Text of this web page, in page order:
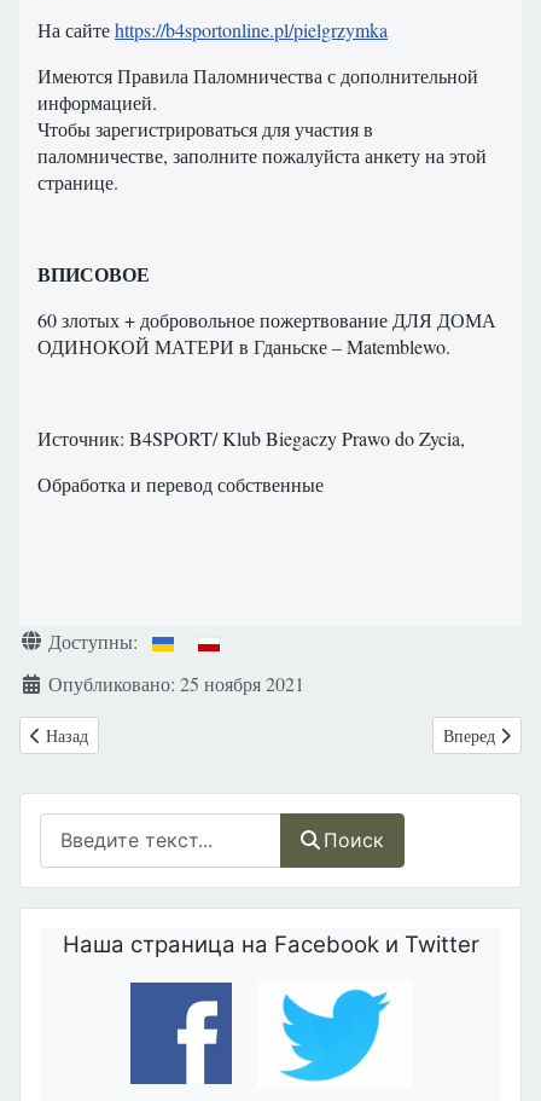
Поиск
Наша страница на Facebook и Twitter
На сайтеhttps://b4sportonline.pl/pielgrzymka
Имеются Правила Паломничества с дополнительной
информацией.
Чтобы зарегистрироваться для участия в
паломничестве, заполните пожалуйста анкету на этой
странице.
ВПИСОВОЕ
60 злотых + добровольное пожертвование ДЛЯ ДОМА
ОДИНОКОЙ МАТЕРИ в Гданьске – Matemblewo.
Источник: B4SPORT/ Klub Biegaczy Prawo do Zycia,
Обработка и перевод собственные
Информация о материале
Доступны:
Опубликовано: 25 ноября 2021
Предыдущий: Аборт является основной причиной смерти во время
Назад Следующий:
Вперед